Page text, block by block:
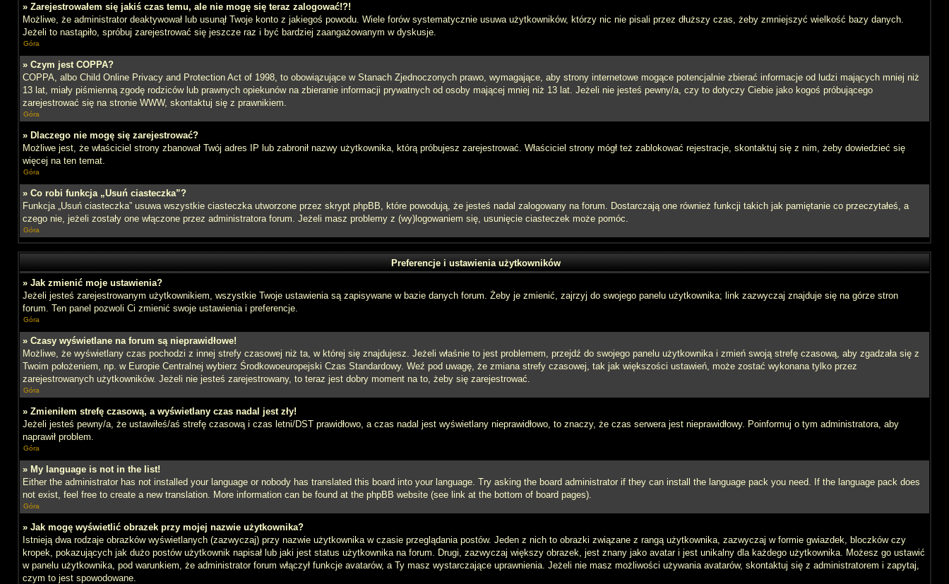
» Zarejestrowałem się jakiś czas temu, ale nie mogę się teraz zalogować!?!
Możliwe, że administrator deaktywował lub usunął Twoje konto z jakiegoś powodu. Wiele forów systematycznie usuwa użytkowników, którzy nic nie pisali przez dłuższy czas, żeby zmniejszyć wielkość bazy danych.
Jeżeli to nastąpiło, spróbuj zarejestrować się jeszcze raz i być bardziej zaangażowanym w dyskusje.
Góra
» Czym jest COPPA?
COPPA, albo Child Online Privacy and Protection Act of 1998, to obowiązujące w Stanach Zjednoczonych prawo, wymagające, aby strony internetowe mogące potencjalnie zbierać informacje od ludzi mających mniej niż
13 lat, miały piśmienną zgodę rodziców lub prawnych opiekunów na zbieranie informacji prywatnych od osoby mającej mniej niż 13 lat. Jeżeli nie jesteś pewny/a, czy to dotyczy Ciebie jako kogoś próbującego
zarejestrować się na stronie WWW, skontaktuj się z prawnikiem.
Góra
» Dlaczego nie mogę się zarejestrować?
Możliwe jest, że właściciel strony zbanował Twój adres IP lub zabronił nazwy użytkownika, którą próbujesz zarejestrować. Właściciel strony mógł też zablokować rejestracje, skontaktuj się z nim, żeby dowiedzieć się
więcej na ten temat.
Góra
» Co robi funkcja „Usuń ciasteczka”?
Funkcja „Usuń ciasteczka” usuwa wszystkie ciasteczka utworzone przez skrypt phpBB, które powodują, że jesteś nadal zalogowany na forum. Dostarczają one również funkcji takich jak pamiętanie co przeczytałeś, a
czego nie, jeżeli zostały one włączone przez administratora forum. Jeżeli masz problemy z (wy)logowaniem się, usunięcie ciasteczek może pomóc.
Góra
Preferencje i ustawienia użytkowników
» Jak zmienić moje ustawienia?
Jeżeli jesteś zarejestrowanym użytkownikiem, wszystkie Twoje ustawienia są zapisywane w bazie danych forum. Żeby je zmienić, zajrzyj do swojego panelu użytkownika; link zazwyczaj znajduje się na górze stron
forum. Ten panel pozwoli Ci zmienić swoje ustawienia i preferencje.
Góra
» Czasy wyświetlane na forum są nieprawidłowe!
Możliwe, że wyświetlany czas pochodzi z innej strefy czasowej niż ta, w której się znajdujesz. Jeżeli właśnie to jest problemem, przejdź do swojego panelu użytkownika i zmień swoją strefę czasową, aby zgadzała się z
Twoim położeniem, np. w Europie Centralnej wybierz Środkowoeuropejski Czas Standardowy. Weź pod uwagę, że zmiana strefy czasowej, tak jak większości ustawień, może zostać wykonana tylko przez
zarejestrowanych użytkowników. Jeżeli nie jesteś zarejestrowany, to teraz jest dobry moment na to, żeby się zarejestrować.
Góra
» Zmieniłem strefę czasową, a wyświetlany czas nadal jest zły!
Jeżeli jesteś pewny/a, że ustawiłeś/aś strefę czasową i czas letni/DST prawidłowo, a czas nadal jest wyświetlany nieprawidłowo, to znaczy, że czas serwera jest nieprawidłowy. Poinformuj o tym administratora, aby
naprawił problem.
Góra
» My language is not in the list!
Either the administrator has not installed your language or nobody has translated this board into your language. Try asking the board administrator if they can install the language pack you need. If the language pack does
not exist, feel free to create a new translation. More information can be found at the phpBB website (see link at the bottom of board pages).
Góra
» Jak mogę wyświetlić obrazek przy mojej nazwie użytkownika?
Istnieją dwa rodzaje obrazków wyświetlanych (zazwyczaj) przy nazwie użytkownika w czasie przeglądania postów. Jeden z nich to obrazki związane z rangą użytkownika, zazwyczaj w formie gwiazdek, bloczków czy
kropek, pokazujących jak dużo postów użytkownik napisał lub jaki jest status użytkownika na forum. Drugi, zazwyczaj większy obrazek, jest znany jako avatar i jest unikalny dla każdego użytkownika. Możesz go ustawić
w panelu użytkownika, pod warunkiem, że administrator forum włączył funkcje avatarów, a Ty masz wystarczające uprawnienia. Jeżeli nie masz możliwości używania avatarów, skontaktuj się z administratorem i zapytaj,
czym to jest spowodowane.